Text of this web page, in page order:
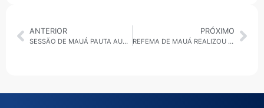
ANTERIOR
SESSÃO DE MAUÁ PAUTA AUTORIZAÇÃO DO EXECUTIVO PARA NEGOCIAR CONCESSÃO PARA SABESP
PRÓXIMO
REFEMA DE MAUÁ REALIZOU CHÁ EM PROL DA LUTA CONTRA O CÂNCER DE MAMA